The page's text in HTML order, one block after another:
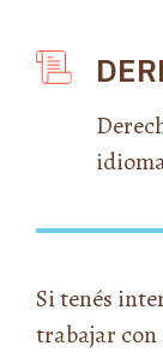
Si tenés
trabajar